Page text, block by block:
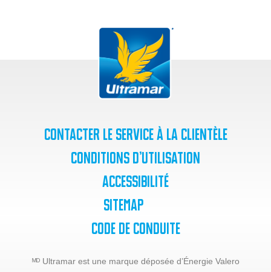
Contacter le service à la clientèle
Conditions d’utilisation
Accessibilité
SiteMap
Code de Conduite
ᴹᴰ Ultramar est une marque déposée d’Énergie Valero